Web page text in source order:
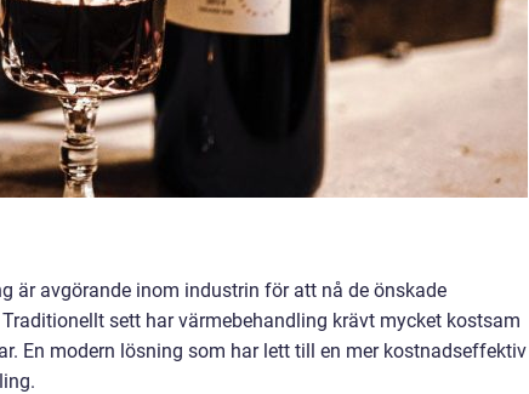
är avgörande inom industrin för att nå de önskade
sett har värmebehandling krävt mycket kostsam
En modern lösning som har lett till en mer kostnadseffektiv